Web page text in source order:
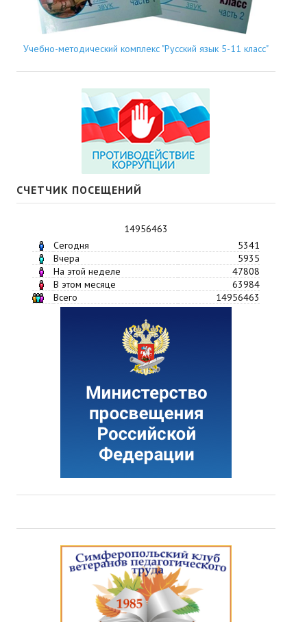
Учебно-методический комплекс "Русский язык 5-11 класс"
СЧЕТЧИК ПОСЕЩЕНИЙ
14956463
Сегодня
5341
Вчера
5935
На этой неделе
47808
В этом месяце
63984
Всего
14956463